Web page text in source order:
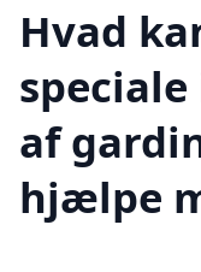
Hvad
af
hjælpe